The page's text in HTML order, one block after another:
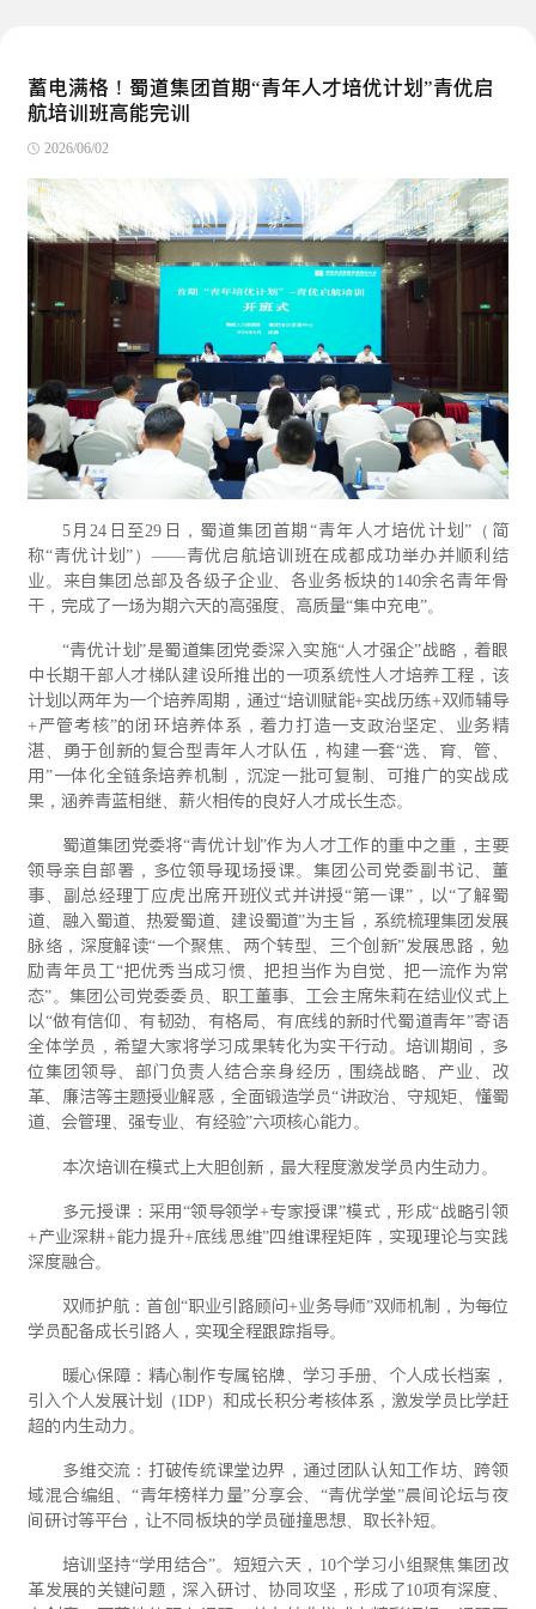
蓄电满格！蜀道集团首期“青年人才培优计划”青优启
航培训班高能完训
2026/06/02
5月24日至29日，蜀道集团首期“青年人才培优计划”（简
称“青优计划”）——青优启航培训班在成都成功举办并顺利结
业。来自集团总部及各级子企业、各业务板块的140余名青年骨
干，完成了一场为期六天的高强度、高质量“集中充电”。
“青优计划”是蜀道集团党委深入实施“人才强企”战略，着眼
中长期干部人才梯队建设所推出的一项系统性人才培养工程，该
计划以两年为一个培养周期，通过“培训赋能+实战历练+双师辅导
+严管考核”的闭环培养体系，着力打造一支政治坚定、业务精
湛、勇于创新的复合型青年人才队伍，构建一套“选、育、管、
用”一体化全链条培养机制，沉淀一批可复制、可推广的实战成
果，涵养青蓝相继、薪火相传的良好人才成长生态。
蜀道集团党委将“青优计划”作为人才工作的重中之重，主要
领导亲自部署，多位领导现场授课。集团公司党委副书记、董
事、副总经理丁应虎出席开班仪式并讲授“第一课”，以“了解蜀
道、融入蜀道、热爱蜀道、建设蜀道”为主旨，系统梳理集团发展
脉络，深度解读“一个聚焦、两个转型、三个创新”发展思路，勉
励青年员工“把优秀当成习惯、把担当作为自觉、把一流作为常
态”。集团公司党委委员、职工董事、工会主席朱莉在结业仪式上
以“做有信仰、有韧劲、有格局、有底线的新时代蜀道青年”寄语
全体学员，希望大家将学习成果转化为实干行动。培训期间，多
位集团领导、部门负责人结合亲身经历，围绕战略、产业、改
革、廉洁等主题授业解惑，全面锻造学员“讲政治、守规矩、懂蜀
道、会管理、强专业、有经验”六项核心能力。
本次培训在模式上大胆创新，最大程度激发学员内生动力。
多元授课：采用“领导领学+专家授课”模式，形成“战略引领
+产业深耕+能力提升+底线思维”四维课程矩阵，实现理论与实践
深度融合。
双师护航：首创“职业引路顾问+业务导师”双师机制，为每位
学员配备成长引路人，实现全程跟踪指导。
暖心保障：精心制作专属铭牌、学习手册、个人成长档案，
引入个人发展计划（IDP）和成长积分考核体系，激发学员比学赶
超的内生动力。
多维交流：打破传统课堂边界，通过团队认知工作坊、跨领
域混合编组、“青年榜样力量”分享会、“青优学堂”晨间论坛与夜
间研讨等平台，让不同板块的学员碰撞思想、取长补短。
培训坚持“学用结合”。短短六天，10个学习小组聚焦集团改
革发展的关键问题，深入研讨、协同攻坚，形成了10项有深度、